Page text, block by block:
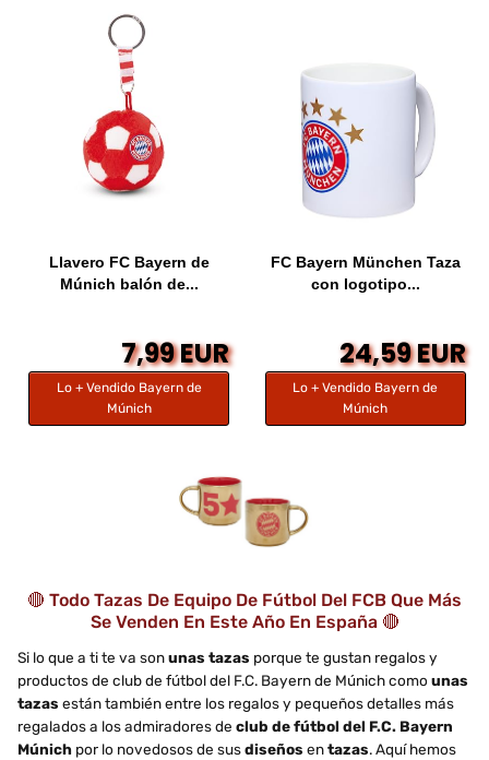
Llavero FC Bayern de
Múnich balón de...
7,99 EUR
Lo + Vendido Bayern de
Múnich
FC Bayern München Taza
con logotipo...
24,59 EUR
Lo + Vendido Bayern de
Múnich
🔴 Todo Tazas De Equipo De Fútbol Del FCB Que Más
Se Venden En Este Año En España 🔴
Si lo que a ti te va sonunas tazas porque te gustan regalos y
productos de club de fútbol del F.C. Bayern de Múnich comounas
tazas están también entre los regalos y pequeños detalles más
regalados a los admiradores de club de fútbol del F.C. Bayern
Múnich por lo novedosos de susdiseños entazas. Aquí hemos